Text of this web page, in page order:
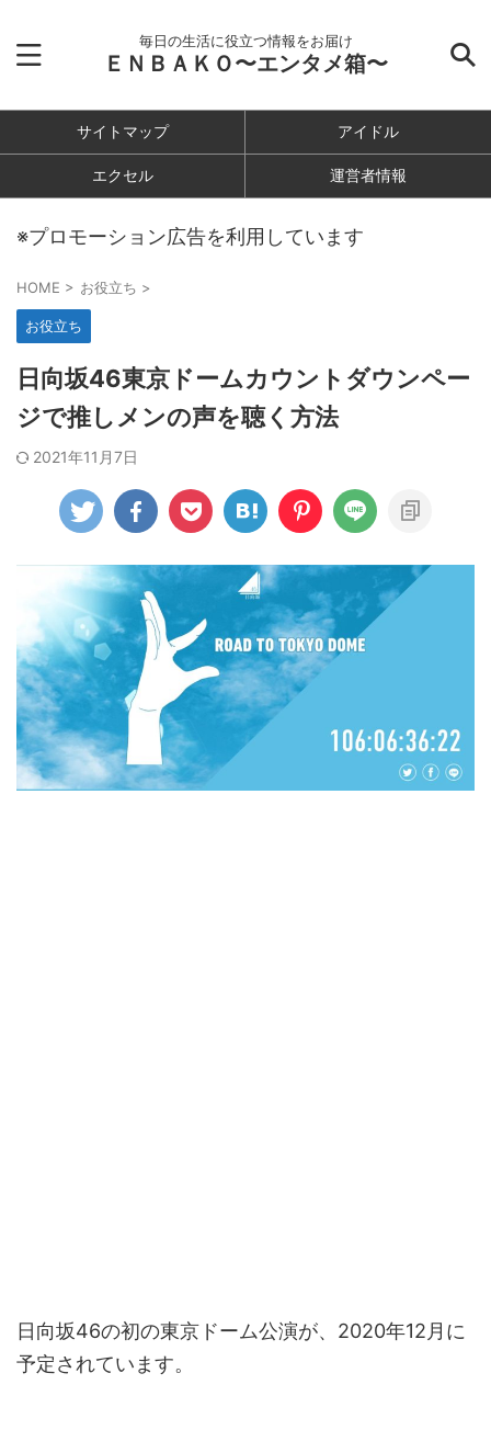
毎日の生活に役立つ情報をお届け
ＥＮＢＡＫＯ〜エンタメ箱〜
サイトマップ アイドル
エクセル 運営者情報
※プロモーション広告を利用しています
HOME > お役立ち >
お役立ち
日向坂46東京ドームカウントダウンペー
ジで推しメンの声を聴く方法
2021年11月7日
日向坂46の初の東京ドーム公演が、2020年12月に
予定されています。